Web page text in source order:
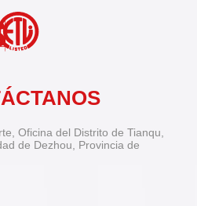
Oficina del Distrito de Tianqu,
de Dezhou, Provincia de